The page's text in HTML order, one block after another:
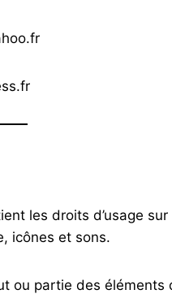
les droits d’usage
icônes et sons.
partie des éléments